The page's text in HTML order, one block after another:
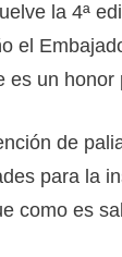
la 4ª
el
un
de
para la
como es